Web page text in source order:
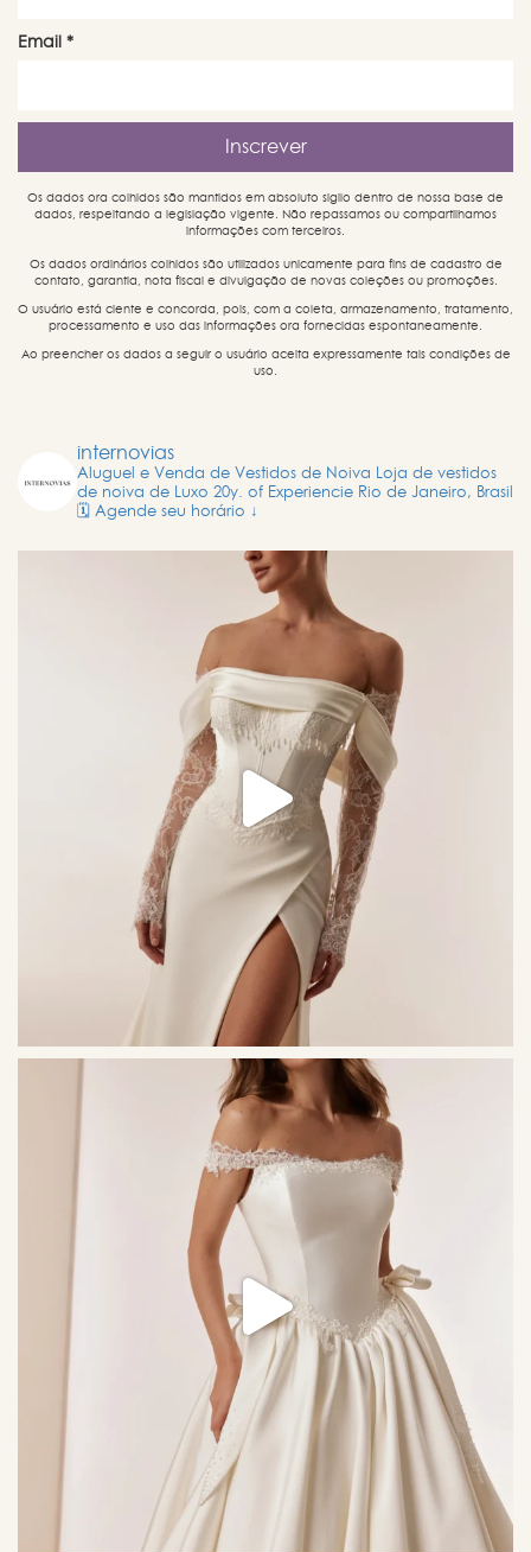
Email *
Os dados ora colhidos são mantidos em absoluto sigilo dentro de nossa base de
dados, respeitando a legislação vigente. Não repassamos ou compartilhamos
informações com terceiros.
Os dados ordinários colhidos são utilizados unicamente para fins de cadastro de
contato, garantia, nota fiscal e divulgação de novas coleções ou promoções.
O usuário está ciente e concorda, pois, com a coleta, armazenamento, tratamento,
processamento e uso das informações ora fornecidas espontaneamente.
Ao preencher os dados a seguir o usuário aceita expressamente tais condições de
uso.
internovias
Aluguel e Venda de Vestidos de Noiva Loja de vestidos
de noiva de Luxo 20y. of Experiencie Rio de Janeiro, Brasil
🗓️ Agende seu horário ↓